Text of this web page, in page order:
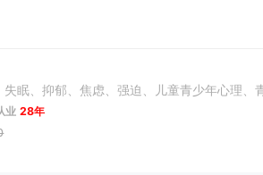
眠、抑郁、焦虑、强迫、儿童青少年心理
业 28年